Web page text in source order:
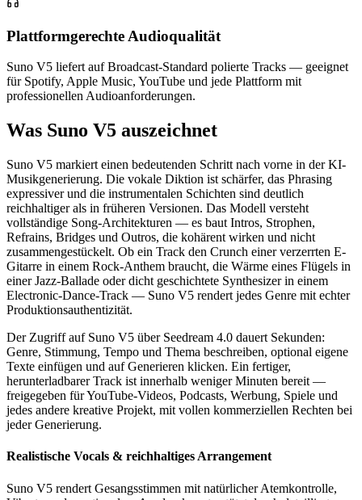
Plattformgerechte Audioqualität
Suno V5 liefert auf Broadcast-Standard polierte Tracks — geeignet
für Spotify, Apple Music, YouTube und jede Plattform mit
professionellen Audioanforderungen.
Was Suno V5 auszeichnet
Suno V5 markiert einen bedeutenden Schritt nach vorne in der KI-
Musikgenerierung. Die vokale Diktion ist schärfer, das Phrasing
expressiver und die instrumentalen Schichten sind deutlich
reichhaltiger als in früheren Versionen. Das Modell versteht
vollständige Song-Architekturen — es baut Intros, Strophen,
Refrains, Bridges und Outros, die kohärent wirken und nicht
zusammengestückelt. Ob ein Track den Crunch einer verzerrten E-
Gitarre in einem Rock-Anthem braucht, die Wärme eines Flügels in
einer Jazz-Ballade oder dicht geschichtete Synthesizer in einem
Electronic-Dance-Track — Suno V5 rendert jedes Genre mit echter
Produktionsauthentizität.
Der Zugriff auf Suno V5 über Seedream 4.0 dauert Sekunden:
Genre, Stimmung, Tempo und Thema beschreiben, optional eigene
Texte einfügen und auf Generieren klicken. Ein fertiger,
herunterladbarer Track ist innerhalb weniger Minuten bereit —
freigegeben für YouTube-Videos, Podcasts, Werbung, Spiele und
jedes andere kreative Projekt, mit vollen kommerziellen Rechten bei
jeder Generierung.
Realistische Vocals & reichhaltiges Arrangement
Suno V5 rendert Gesangsstimmen mit natürlicher Atemkontrolle,